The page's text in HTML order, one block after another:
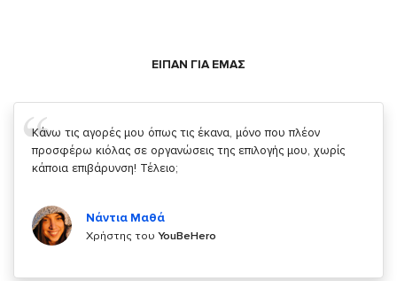
ΕΙΠΑΝ ΓΙΑ ΕΜΑΣ
Σας ευχαριστώ που μας δίνετε την δυνατότητα να κάνουμε
κάτι!
Χρήστης τουYouBeHero